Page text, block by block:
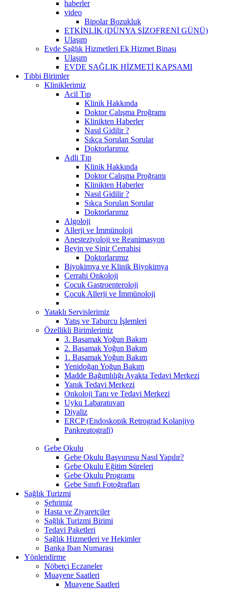
haberler
video
Bipolar Bozukluk
ETKİNLİK (DÜNYA ŞİZOFRENİ GÜNÜ)
Ulaşım
Evde Sağlık Hizmetleri Ek Hizmet Binası
Ulaşım
EVDE SAĞLIK HİZMETİ KAPSAMI
Tıbbi Birimler
Kliniklerimiz
Acil Tıp
Klinik Hakkında
Doktor Çalışma Proğramı
Klinikten Haberler
Nasıl Gidilir ?
Sıkça Sorulan Sorular
Doktorlarımız
Adli Tıp
Klinik Hakkında
Doktor Çalışma Proğramı
Klinikten Haberler
Nasıl Gidilir ?
Sıkça Sorulan Sorular
Doktorlarımız
Algoloji
Allerji ve İmmünoloji
Anesteziyoloji ve Reanimasyon
Beyin ve Sinir Cerrahisi
Doktorlarımız
Biyokimya ve Klinik Biyokimya
Cerrahi Onkoloji
Çocuk Gastroenteroloji
Çocuk Allerji ve İmmünoloji
Yataklı Servislerimiz
Yatış ve Taburcu İşlemleri
Özellikli Birimlerimiz
3. Basamak Yoğun Bakım
2. Basamak Yoğun Bakım
1. Basamak Yoğun Bakım
Yenidoğan Yoğun Bakım
Madde Bağımlılığı Ayakta Tedavi Merkezi
Yanık Tedavi Merkezi
Onkoloji Tanı ve Tedavi Merkezi
Uyku Labaratuvarı
Diyaliz
ERCP (Endoskopik Retrograd Kolanjiyo
Pankreatografi)
Gebe Okulu
Gebe Okulu Başvurusu Nasıl Yapılır?
Gebe Okulu Eğitim Süreleri
Gebe Okulu Programı
Gebe Sınıfı Fotoğrafları
Sağlık Turizmi
Şehrimiz
Hasta ve Ziyaretçiler
Sağlık Turizmi Birimi
Tedavi Paketleri
Sağlık Hizmetleri ve Hekimler
Banka Iban Numarası
Yönlendirme
Nöbetçi Eczaneler
Muayene Saatleri
Muayene Saatleri